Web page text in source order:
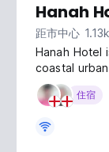
Hanah
距市中心
Hanah Hotel
coastal
200 meters
to enjoy the
住宿